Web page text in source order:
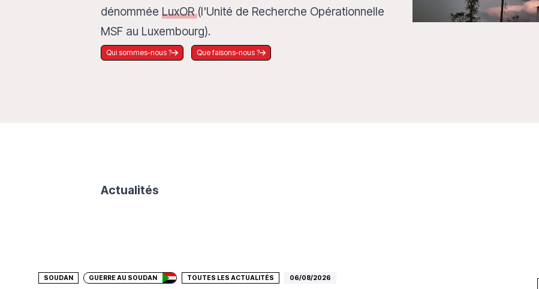
dénommée LuxOR(l'Unité de Recherche Opérationnelle
MSF au Luxembourg).
Qui sommes-nous ? Que faisons-nous ?
Actualités
SOUDAN GUERRE AU SOUDAN TOUTES LES ACTUALITÉS 06/08/2026